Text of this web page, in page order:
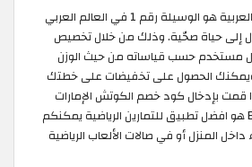
تطبيق الكوتش الإمارات العربية هو الوسيلة رقم 1 في العالم العربي
إلى حياة صحّية. وذلك من خلال تخصيص
مستخدم حسب قياساته من حيث الوزن
الحصول على تخفيضات على خطتك
بقيمة 50% إذا قمت بإدخال كود خصم الكوتش الإمارات
العربية. فتطبيق El Coach هو افضل تطبيق للتمارين الرياضية يمكنكم
المنزل أو في صالات الألعاب الرياضية